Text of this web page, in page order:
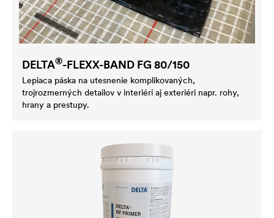
DELTA®-FLEXX-BAND FG 80/150
Lepiaca páska na utesnenie komplikovaných,
trojrozmerných detailov v interiéri aj exteriéri napr. rohy,
hrany a prestupy.